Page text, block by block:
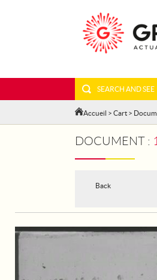
SEARCH AND SEE
Accueil > Cart >
DOCUMENT :
Back